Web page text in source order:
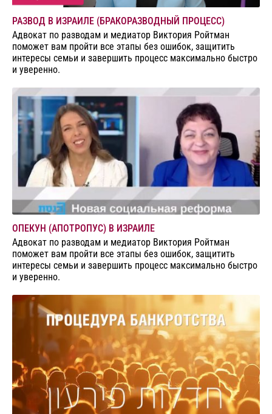
РАЗВОД В ИЗРАИЛЕ (БРАКОРАЗВОДНЫЙ ПРОЦЕСС)
Адвокат по разводам и медиатор Виктория Ройтман
поможет вам пройти все этапы без ошибок, защитить
интересы семьи и завершить процесс максимально быстро
и уверенно.
ОПЕКУН (АПОТРОПУС) В ИЗРАИЛЕ
Адвокат по разводам и медиатор Виктория Ройтман
поможет вам пройти все этапы без ошибок, защитить
интересы семьи и завершить процесс максимально быстро
и уверенно.